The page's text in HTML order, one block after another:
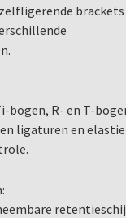
bogen, R- en T-
ligaturen en